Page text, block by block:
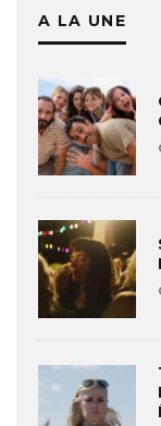
A LA UNE